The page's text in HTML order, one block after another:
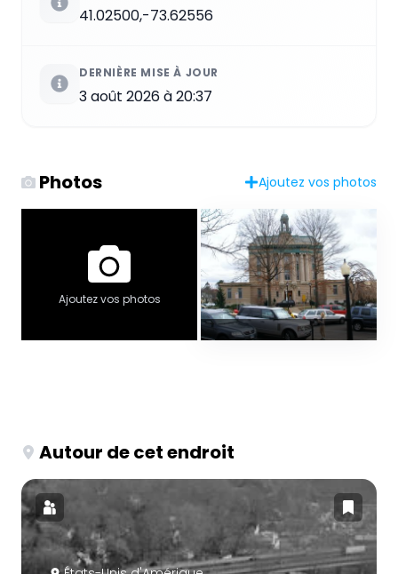
41.02500,-73.62556
DERNIÈRE MISE À JOUR
3 août 2026 à 20:37
Photos Ajoutez vos photos
Ajoutez vos photos
Autour de cet endroit